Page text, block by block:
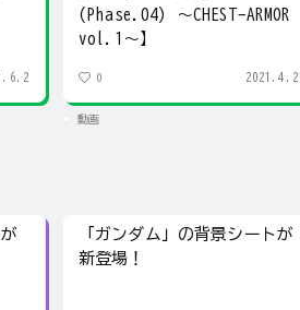
(Phase.04) ～CHEST-ARMOR
vol.1～】
0
動画
「ガンダム」の背景シートが
新登場！